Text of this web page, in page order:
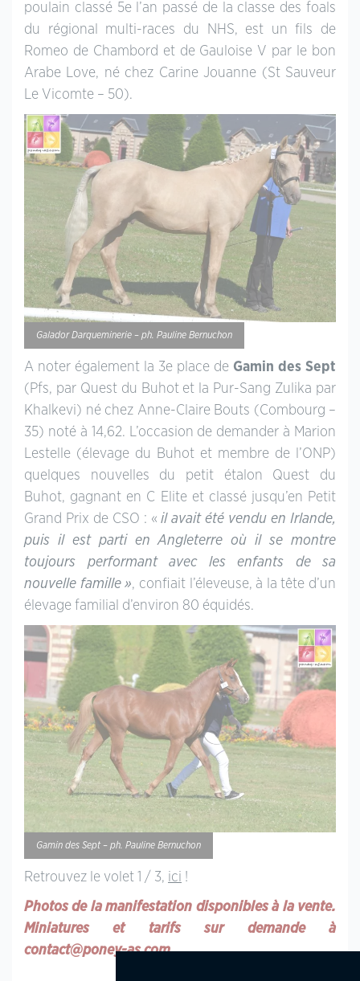
poulain classé 5e l’an passé de la classe des foals
du régional multi-races du NHS, est un fils de
Romeo de Chambord et de Gauloise V par le bon
Arabe Love, né chez Carine Jouanne (St Sauveur
Le Vicomte – 50).
Galador Darqueminerie – ph. Pauline Bernuchon
A noter également la 3e place de Gamin des Sept
(Pfs, par Quest du Buhot et la Pur-Sang Zulika par
Khalkevi) né chez Anne-Claire Bouts (Combourg –
35) noté à 14,62. L’occasion de demander à Marion
Lestelle (élevage du Buhot et membre de l’ONP)
quelques nouvelles du petit étalon Quest du
Buhot, gagnant en C Elite et classé jusqu’en Petit
Grand Prix de CSO : «il avait été vendu en Irlande,
puis il est parti en Angleterre où il se montre
toujours performant avec les enfants de sa
nouvelle famille », confiait l’éleveuse, à la tête d’un
élevage familial d’environ 80 équidés.
Gamin des Sept – ph. Pauline Bernuchon
Retrouvez le volet 1 / 3, ici !
Photos de la manifestation disponibles à la vente.
Miniatures et tarifs sur demande à
contact@poney-as.com